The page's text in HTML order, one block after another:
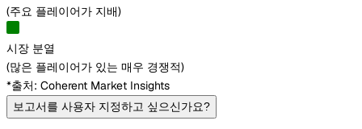
(주요 플레이어가 지배)
시장 분열
(많은 플레이어가 있는 매우 경쟁적)
*출처: Coherent Market Insights
보고서를 사용자 지정하고 싶으신가요?